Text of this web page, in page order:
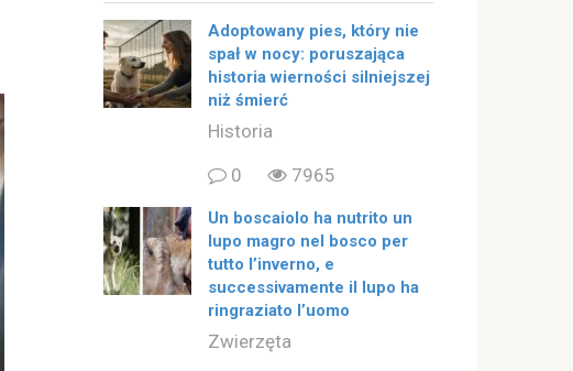
Adoptowany pies, który nie
spał w nocy: poruszająca
historia wierności silniejszej
niż śmierć
Historia
0
7965
Un boscaiolo ha nutrito un
lupo magro nel bosco per
tutto l’inverno, e
successivamente il lupo ha
ringraziato l’uomo
Zwierzęta